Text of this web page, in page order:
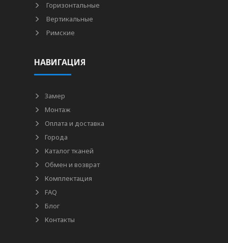
Горизонтальные
Вертикальные
Римские
НАВИГАЦИЯ
Замер
Монтаж
Оплата и доставка
Города
Каталог тканей
Обмен и возврат
Комплектация
FAQ
Блог
Контакты